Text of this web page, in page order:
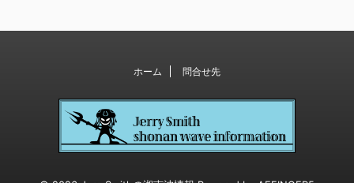
ホーム 問合せ先